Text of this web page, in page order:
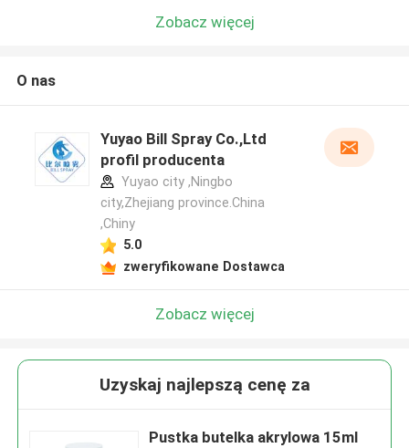
Zobacz więcej
O nas
Yuyao Bill Spray Co.,Ltd
profil producenta
Yuyao city ,Ningbo
city,Zhejiang province.China
,Chiny
5.0
zweryfikowane Dostawca
Zobacz więcej
Uzyskaj najlepszą cenę za
Pustka butelka akrylowa 15ml